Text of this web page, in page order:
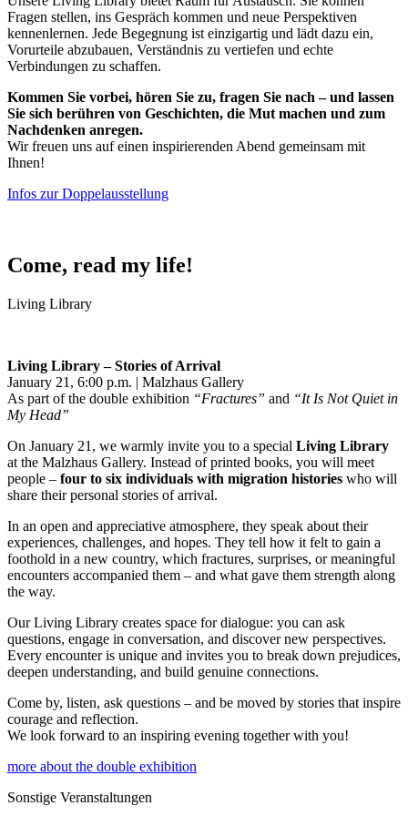
Fragen stellen, ins Gespräch kommen und neue Perspektiven
kennenlernen. Jede Begegnung ist einzigartig und lädt dazu ein,
Vorurteile abzubauen, Verständnis zu vertiefen und echte
Verbindungen zu schaffen.
Kommen Sie vorbei, hören Sie zu, fragen Sie nach – und lassen
Sie sich berühren von Geschichten, die Mut machen und zum
Nachdenken anregen.
Wir freuen uns auf einen inspirierenden Abend gemeinsam mit
Ihnen!
Infos zur Doppelausstellung
Come, read my life!
Living Library
Living Library – Stories of Arrival
January 21, 6:00 p.m. | Malzhaus Gallery
As part of the double exhibition “Fractures” and “It Is Not Quiet in
My Head”
On January 21, we warmly invite you to a special Living Library
at the Malzhaus Gallery. Instead of printed books, you will meet
people – four to six individuals with migration histories who will
share their personal stories of arrival.
In an open and appreciative atmosphere, they speak about their
experiences, challenges, and hopes. They tell how it felt to gain a
foothold in a new country, which fractures, surprises, or meaningful
encounters accompanied them – and what gave them strength along
the way.
Our Living Library creates space for dialogue: you can ask
questions, engage in conversation, and discover new perspectives.
Every encounter is unique and invites you to break down prejudices,
deepen understanding, and build genuine connections.
Come by, listen, ask questions – and be moved by stories that inspire
courage and reflection.
We look forward to an inspiring evening together with you!
more about the double exhibition
Sonstige Veranstaltungen